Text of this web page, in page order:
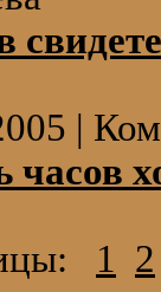
|
часов
1 2